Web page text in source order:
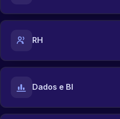
RH
Dados e BI